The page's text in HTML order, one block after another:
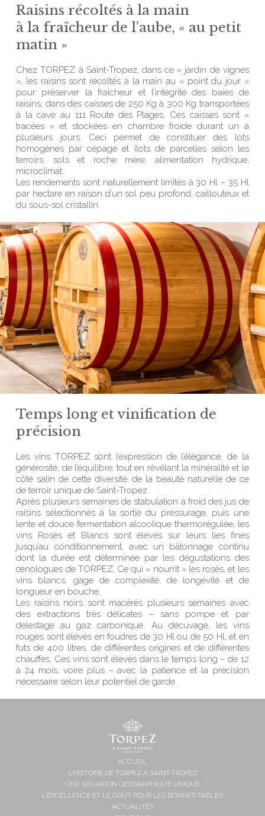
Raisins récoltés à la main
à la fraîcheur de l’aube, « au petit
matin »
Chez TORPEZ à Saint-Tropez, dans ce « jardin de vignes
», les raisins sont récoltés à la main au « point du jour »
pour préserver la fraîcheur et l’intégrité des baies de
raisins, dans des caisses de 250 Kg à 300 Kg transportées
à la cave au 111 Route des Plages. Ces caisses sont «
tracées » et stockées en chambre froide durant un à
plusieurs jours. Ceci permet de constituer des lots
homogènes par cépage et îlots de parcelles selon les
terroirs, sols et roche mère, alimentation hydrique,
microclimat.
Les rendements sont naturellement limités à 30 Hl – 35 Hl
par hectare en raison d’un sol peu profond, caillouteux et
du sous-sol cristallin.
Temps long et vinification de
précision
Les vins TORPEZ sont l’expression de l’élégance, de la
générosité, de l’équilibre, tout en révélant la minéralité et le
côté salin de cette diversité, de la beauté naturelle de ce
de terroir unique de Saint-Tropez.
Après plusieurs semaines de stabulation à froid des jus de
raisins sélectionnés à la sortie du pressurage, puis une
lente et douce fermentation alcoolique thermorégulée, les
vins Rosés et Blancs sont élevés sur leurs lies fines
jusqu’au conditionnement, avec un bâtonnage continu
dont la durée est déterminée par les dégustations des
œnologues de TORPEZ. Ce qui « nourrit » les rosés, et les
vins blancs, gage de complexité, de longévité et de
longueur en bouche.
Les raisins noirs sont macérés plusieurs semaines avec
des extractions très délicates – sans pompe et par
délestage au gaz carbonique. Au décuvage, les vins
rouges sont élevés en foudres de 30 Hl ou de 50 Hl, et en
futs de 400 litres, de différentes origines et de différentes
chauffes. Ces vins sont élevés dans le temps long – de 12
à 24 mois, voire plus – avec la patience et la précision
nécessaire selon leur potentiel de garde.
ACCUEIL
L’HISTOIRE DE TORPEZ À SAINT-TROPEZ
UNE SITUATION GÉOGRAPHIQUE UNIQUE
L’EXCELLENCE ET LE GOÛT POUR LES BONNES TABLES
ACTUALITÉS